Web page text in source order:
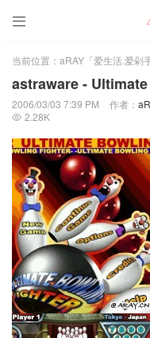

当前位置： aRAY「爱生活.爱剁
astraware -
2006/03/03 7:39 PM 作者：
 2.28K